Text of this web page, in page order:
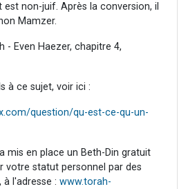
non-juif. Après la conversion, il
Mamzer.
- Even Haezer, chapitre 4,
à ce sujet, voir ici :
question/qu-est-ce-qu-un-
mis en place un Beth-Din gratuit
votre statut personnel par des
l'adresse : www.torah-